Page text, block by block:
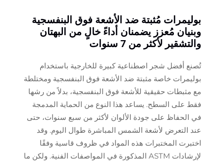
بوليمرات مُثبتة ضد الأشعة فوق البنفسجية
وبنيان مُعزز يضمنان أداءً خالٍ من البهتان
والتشقير لأكثر من 7 سنوات
تُصنع أفضل شجر اصطناعية كبيرة للخارجية باستخدام
بوليمرات خاصة مثبتة ضد الأشعة فوق البنفسجية ومختلطة
مع مثبطات حقيقية للأشعة فوق البنفسجية، بدلاً من رشها
فقط على السطح. يساعد هذا النوع من الحماية المدمجة
في الحفاظ على جودة الألوان لأكثر من سبع سنوات، حتى
عند التعرض لأشعة الشمس المباشرة طوال اليوم. وقد
اختبرت المختبرات هذه المواد في ظروف قاسية وفقًا
لإرشادات ASTM المذكورة في المواصفات الفنية. ولكن ما